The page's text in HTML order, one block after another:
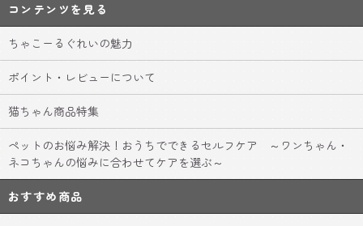
コンテンツを見る
ちゃこーるぐれいの魅力
ポイント・レビューについて
猫ちゃん商品特集
ペットのお悩み解決！おうちでできるセルフケア ～ワンちゃん・
ネコちゃんの悩みに合わせてケアを選ぶ～
おすすめ商品